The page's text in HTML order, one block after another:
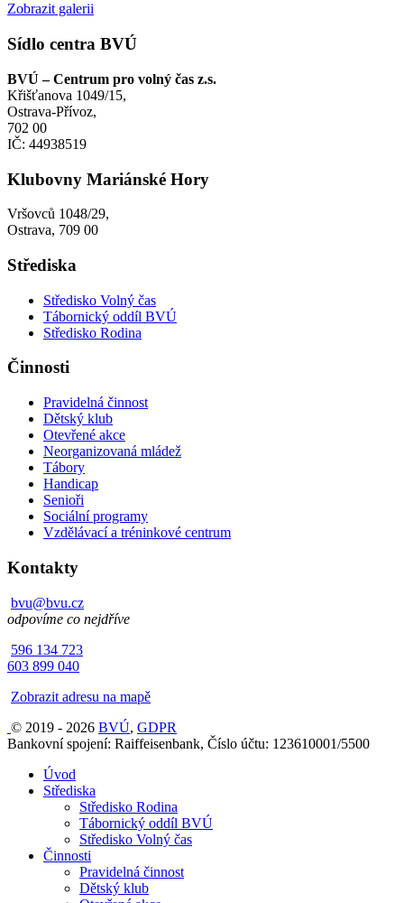
Zobrazit galerii
Sídlo centra BVÚ
BVÚ – Centrum pro volný čas z.s.
Křišťanova 1049/15,
Ostrava-Přívoz,
702 00
IČ: 44938519
Klubovny Mariánské Hory
Vršovců 1048/29,
Ostrava, 709 00
Střediska
Středisko Volný čas
Tábornický oddíl BVÚ
Středisko Rodina
Činnosti
Pravidelná činnost
Dětský klub
Otevřené akce
Neorganizovaná mládež
Tábory
Handicap
Senioři
Sociální programy
Vzdělávací a tréninkové centrum
Kontakty
bvu@bvu.cz
odpovíme co nejdříve
596 134 723
603 899 040
Zobrazit adresu na mapě
© 2019 - 2026 BVÚ, GDPR
Bankovní spojení: Raiffeisenbank, Číslo účtu: 123610001/5500
Úvod
Střediska
Středisko Rodina
Tábornický oddíl BVÚ
Středisko Volný čas
Činnosti
Pravidelná činnost
Dětský klub